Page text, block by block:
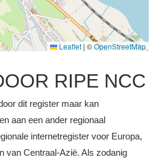
Leaflet | ©OpenStreetMap
RIPE NCC
dit register maar kan
aan een ander regionaal
internetregister voor Europa,
van Centraal-Azië. Als zodanig